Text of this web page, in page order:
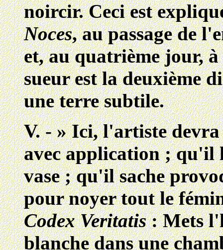
noircir. Ceci est
Noces, au passage de
et, au quatrième jour,
sueur est la deuxième
une terre subtile.
V. - » Ici, l'artiste
avec application ; qu'il
vase ; qu'il sache
pour noyer tout le
Codex Veritatis: Mets
blanche dans une